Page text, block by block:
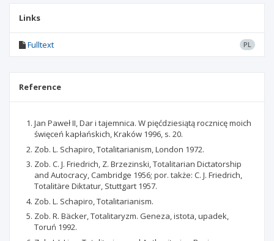
Links
Fulltext PL
Reference
Jan Paweł II, Dar i tajemnica. W pięćdziesiątą rocznicę moich
święceń kapłańskich, Kraków 1996, s. 20.
Zob. L. Schapiro, Totalitarianism, London 1972.
Zob. C. J. Friedrich, Z. Brzezinski, Totalitarian Dictatorship
and Autocracy, Cambridge 1956; por. także: C. J. Friedrich,
Totalitäre Diktatur, Stuttgart 1957.
Zob. L. Schapiro, Totalitarianism.
Zob. R. Bäcker, Totalitaryzm. Geneza, istota, upadek,
Toruń 1992.